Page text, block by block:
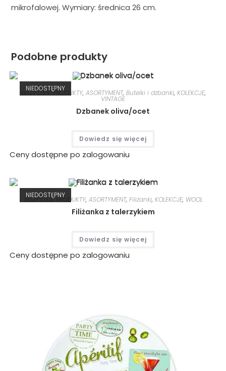
mikrofalowej. Wymiary: średnica 26 cm.
Podobne produkty
NIEDOSTĘPNY
WSZYSTKIE PRODUKTY, ASORTYMENT, Butelki i dzbanki, KOLEKCJE,
VINTAGE
Dzbanek oliva/ocet
Dowiedz się więcej
Ceny dostępne po zalogowaniu
NIEDOSTĘPNY
WSZYSTKIE PRODUKTY, ASORTYMENT, Filiżanki, KOLEKCJE, WOOL
Filiżanka z talerzykiem
Dowiedz się więcej
Ceny dostępne po zalogowaniu